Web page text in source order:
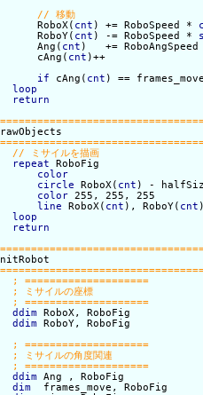
RoboX(
cnt ) += RoboSpeed *
RoboY(
cnt ) -= RoboSpeed *
Ang(
cnt )   +=
cAng(
cnt )++
if
cAng( cnt ) ==
loop
return
repeat
RoboFig
color
circle
RoboX( cnt ) -
color 255, 255, 255
line
RoboX( cnt ), RoboY( cnt
loop
return
ddim RoboX, RoboFig
ddim RoboY, RoboFig
ddim Ang , RoboFig
dim
  frames_move, RoboFig